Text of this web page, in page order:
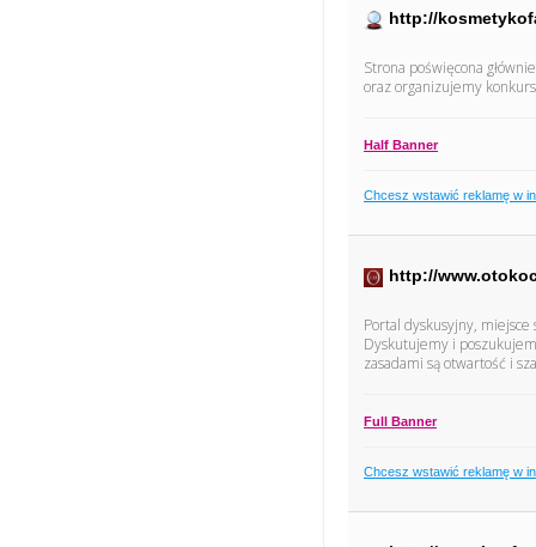
http://
Strona poświęcona
oraz organizujemy
Half Banner
Chcesz wstawić reklamę w
http://
Portal dyskusyjny,
Dyskutujemy i
zasadami są otwartość i
Full Banner
Chcesz wstawić reklamę w